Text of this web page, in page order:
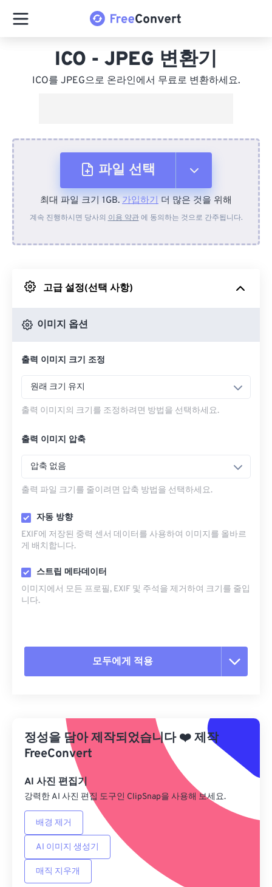
ICO - JPEG 변환기
ICO를 JPEG으로 온라인에서 무료로 변환하세요.
파일 선택
장치에서
Google 드라이브에서
최대 파일 크기 1GB. 가입하기 더 많은 것을 위해
계속 진행하시면 당사의 이용 약관에 동의하는 것으로 간주됩니다.
고급 설정(선택 사항)
이미지 옵션
출력 이미지 크기 조정
원래 크기 유지
출력 이미지의 크기를 조정하려면 방법을 선택하세요.
출력 이미지 압축
압축 없음
출력 파일 크기를 줄이려면 압축 방법을 선택하세요.
자동 방향
EXIF에 저장된 중력 센서 데이터를 사용하여 이미지를 올바르
게 배치합니다.
스트립 메타데이터
이미지에서 모든 프로필, EXIF ​​및 주석을 제거하여 크기를 줄입
니다.
모두에게 적용
사전 설정에서 적용
사전 설정으로 저장
정성을 담아 제작되었습니다❤️제작
FreeConvert
AI 사진 편집기
강력한 AI 사진 편집 도구인 ClipSnap을 사용해 보세요.
배경 제거
AI 이미지 생성기
매직 지우개